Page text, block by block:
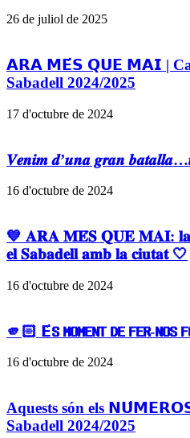
26 de juliol de 2025
𝗔𝗥𝗔 𝗠𝗘́𝗦 𝗤𝗨𝗘 𝗠𝗔𝗜 |
Sabadell 2024/2025
17 d'octubre de 2024
𝑽𝒆𝒏𝒊𝒎 𝒅’𝒖𝒏𝒂 𝒈𝒓𝒂𝒏
16 d'octubre de 2024
💙 𝐀𝐑𝐀 𝐌𝐄́𝐒 𝐐𝐔𝐄 𝐌𝐀𝐈: 𝐥𝐚
𝐞𝐥 𝐒𝐚𝐛𝐚𝐝𝐞𝐥𝐥 𝐚𝐦𝐛 𝐥𝐚 𝐜𝐢𝐮𝐭𝐚𝐭 🤍
16 d'octubre de 2024
🫵🏻 𝗘́𝗦 𝗠𝗢𝗠𝗘𝗡𝗧 𝗗𝗘 𝗙𝗘𝗥-𝗡𝗢𝗦
16 d'octubre de 2024
Aquests són els
Sabadell 2024/2025